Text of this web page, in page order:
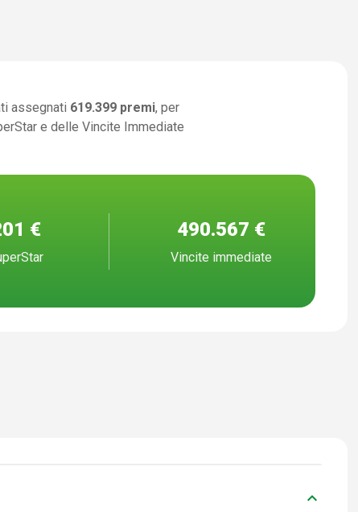
assegnati 619.399 premi, per
e delle Vincite Immediate
€ 490.567 €
Vincite immediate
keyboard_arrow_down